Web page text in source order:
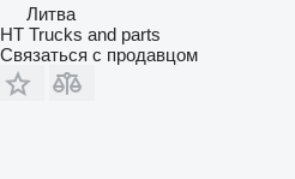
Литва
HT Trucks and parts
Связаться с продавцом